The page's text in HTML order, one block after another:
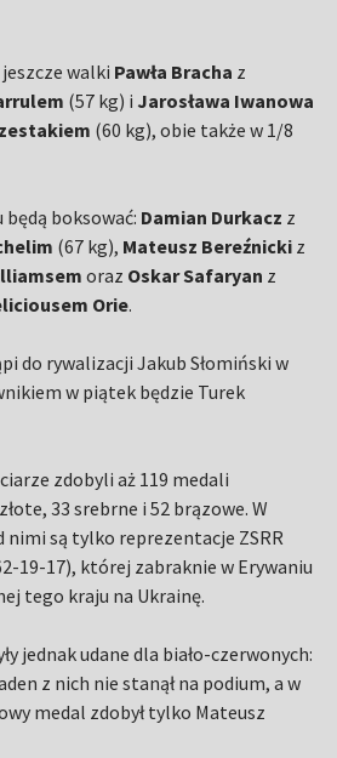
walki Pawła Bracha z
(57 kg) i Jarosława Iwanowa
(60 kg), obie także w 1/8
będą boksować: Damian Durkacz z
(67 kg), Mateusz Bereźnicki z
oraz Oskar Safaryan z
Orie.
do rywalizacji Jakub Słomiński w
w piątek będzie Turek
zdobyli aż 119 medali
33 srebrne i 52 brązowe. W
są tylko reprezentacje ZSRR
19-17), której zabraknie w Erywaniu
tego kraju na Ukrainę.
jednak udane dla biało-czerwonych:
z nich nie stanął na podium, a w
medal zdobył tylko Mateusz